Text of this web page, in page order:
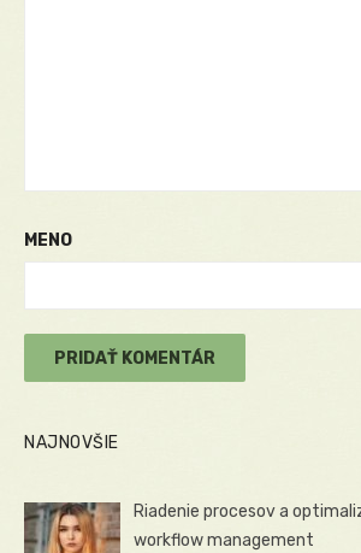
MENO
NAJNOVŠIE
Riadenie procesov a
workflow management